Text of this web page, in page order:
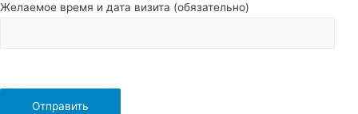
Желаемое время и дата визита (обязательно)